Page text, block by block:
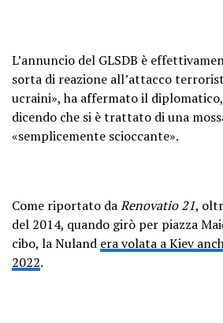
L’annuncio del GLSDB è
sorta di reazione all’attacco
ucraini», ha affermato il
dicendo che si è trattato di una
«semplicemente scioccante».
Come riportato daRenovatio 21,
del 2014, quando girò per piazza
cibo, la Nuland era volata a Kiev
2022.